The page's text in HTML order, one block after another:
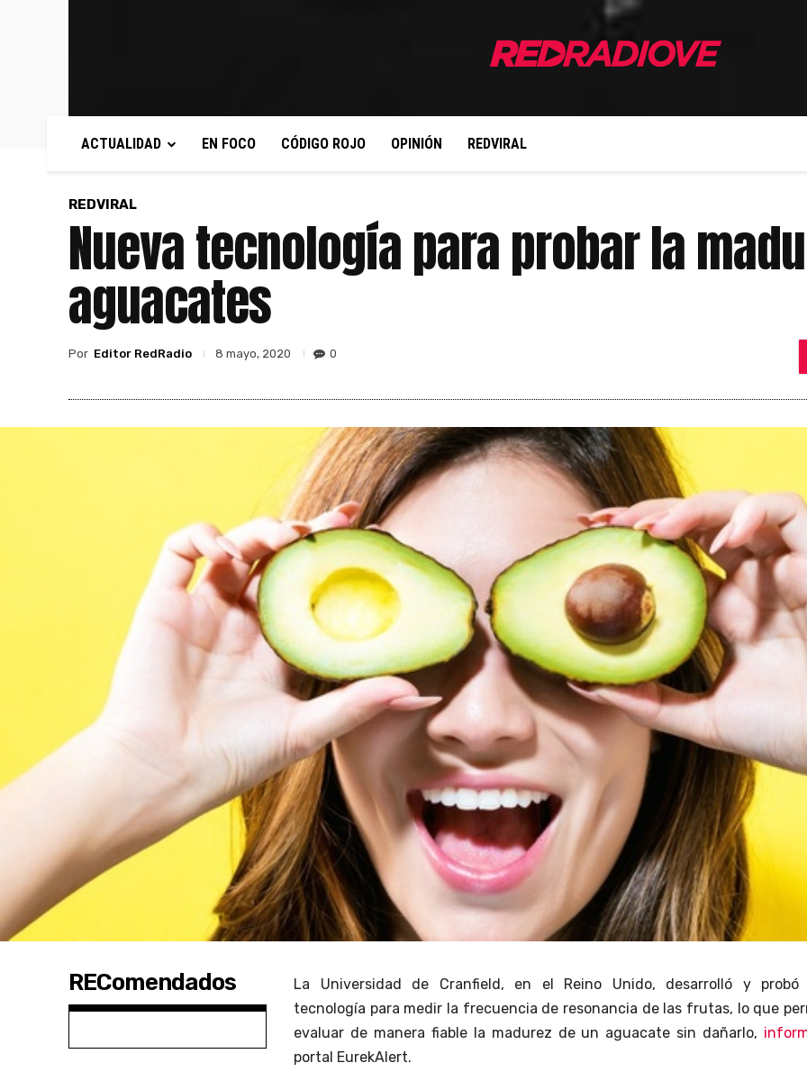
ACTUALIDAD EN FOCO CÓDIGO ROJO OPINIÓN REDVIRAL
REDVIRAL
Nueva tecnología para probar la
aguacates
Por Editor RedRadio 8 mayo, 2020 0
REComendados
La Universidad de Cranfield, en el Reino Unido, desarrolló y probó
tecnología para medir la frecuencia de resonancia de las frutas, lo que
evaluar de manera fiable la madurez de un aguacate sin dañarlo,
portal EurekAlert.